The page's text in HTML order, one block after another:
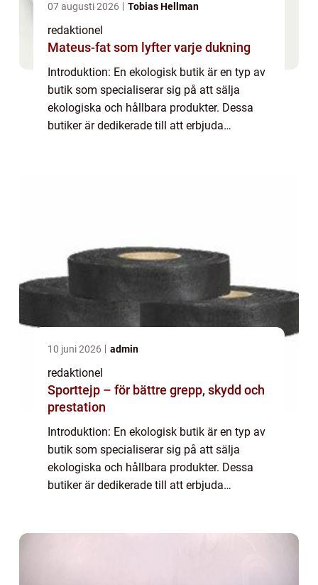
07 augusti 2026 Tobias Hellman
redaktionel
Mateus-fat som lyfter varje dukning
Introduktion: En ekologisk butik är en typ av
butik som specialiserar sig på att sälja
ekologiska och hållbara produkter. Dessa
butiker är dedikerade till att erbjuda
10 juni 2026 admin
redaktionel
Sporttejp – för bättre grepp, skydd och
prestation
Introduktion: En ekologisk butik är en typ av
butik som specialiserar sig på att sälja
ekologiska och hållbara produkter. Dessa
butiker är dedikerade till att erbjuda